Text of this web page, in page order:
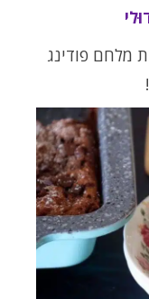
מלחם פודינג